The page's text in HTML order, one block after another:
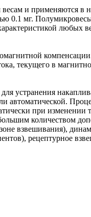
и применяются в
мг.
любых
текущего в
устранения
при
количеством
взвешивания),
рецептурное